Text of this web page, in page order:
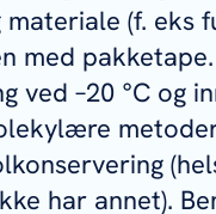
(f. eks
med
ved –20 °C og
har annet).